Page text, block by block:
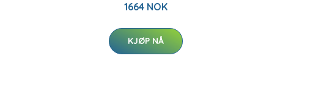
1664 NOK
KJØP NÅ